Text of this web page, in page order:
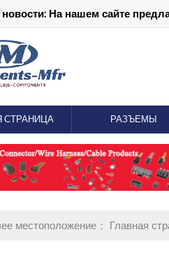
На нашем сайте
СТРАНИЦА РАЗЪЕМЫ
местоположение： Главная